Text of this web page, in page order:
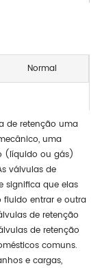
Normal
de retenção uma
uma
(líquido ou gás)
válvulas de
significa que elas
fluido entrar e outra
de retenção
de retenção
comuns.
e cargas,